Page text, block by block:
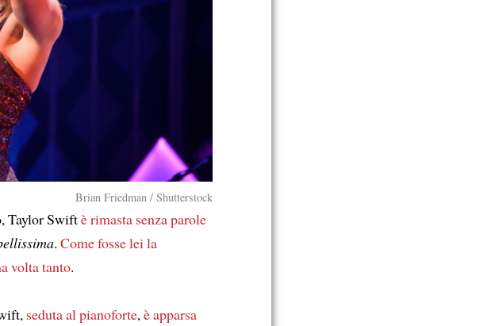
Brian Friedman / Shutterstock
Taylor Swiftè rimasta senza parole
. Come fosse lei la
volta tanto.
seduta al pianoforte, è apparsa